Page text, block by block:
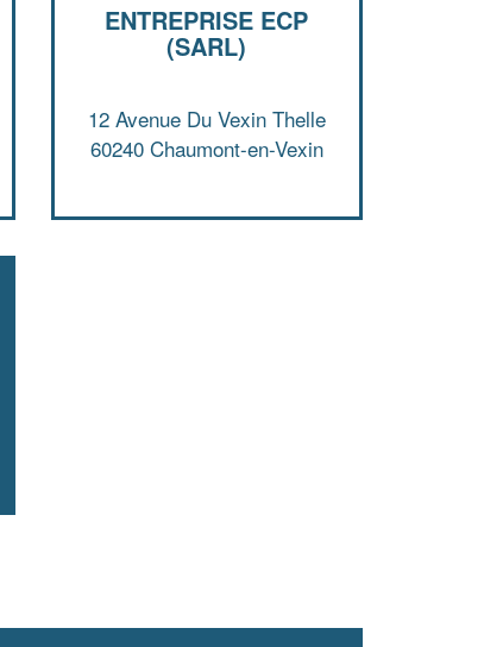
ENTREPRISE ECP
(SARL)
12 Avenue Du Vexin Thelle
60240 Chaumont-en-Vexin
Augmentez votre
nouveaux clients !
En savoir plus